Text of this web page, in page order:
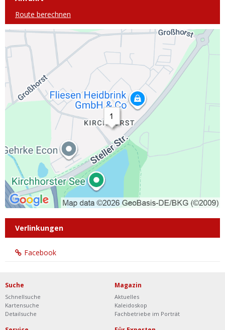
Route berechnen
Verlinkungen
Facebook
Suche
Schnellsuche
Kartensuche
Detailsuche
Magazin
Aktuelles
Kaleidoskop
Fachbetriebe im Porträt